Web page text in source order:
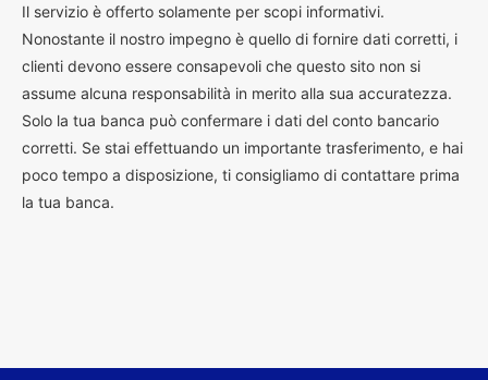
Il servizio è offerto solamente per scopi informativi.
Nonostante il nostro impegno è quello di fornire dati corretti, i
clienti devono essere consapevoli che questo sito non si
assume alcuna responsabilità in merito alla sua accuratezza.
Solo la tua banca può confermare i dati del conto bancario
corretti. Se stai effettuando un importante trasferimento, e hai
poco tempo a disposizione, ti consigliamo di contattare prima
la tua banca.